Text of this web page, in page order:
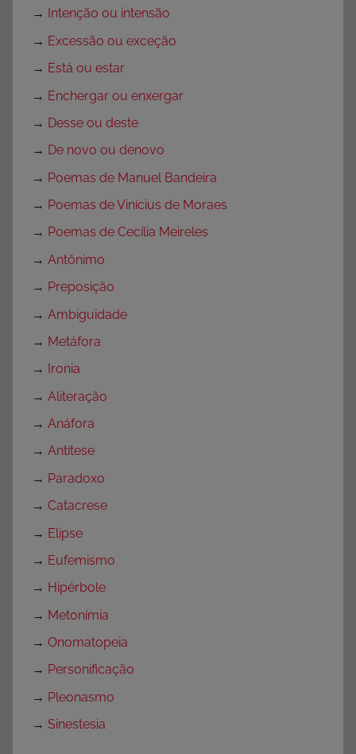
→
Intenção ou intensão
→ Excessão ou exceção
→ Está ou estar
→ Enchergar ou enxergar
→ Desse ou deste
→ De novo ou denovo
→ Poemas de Manuel Bandeira
→ Poemas de Vinícius de Moraes
→ Poemas de Cecília Meireles
→ Antônimo
→ Preposição
→ Ambiguidade
→ Metáfora
→
Ironia
→ Aliteração
→ Anáfora
→ Antítese
→ Paradoxo
→ Catacrese
→ Elipse
→ Eufemismo
→ Hipérbole
→ Metonímia
→ Onomatopeia
→ Personificação
→ Pleonasmo
→ Sinestesia